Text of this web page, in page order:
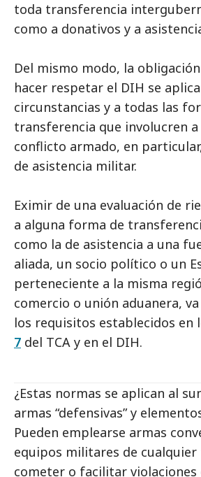
toda transferencia
como a donativos y a
Del mismo modo, la
hacer respetar el DIH se
circunstancias y a todas las
transferencia que involucren
conflicto armado, en
de asistencia militar.
Eximir de una evaluación de
a alguna forma de
como la de asistencia a una
aliada, un socio político o un
perteneciente a la misma
comercio o unión aduanera,
los requisitos establecidos en
7 del TCA y en el DIH.
¿Estas normas se aplican al
armas “defensivas” y
Pueden emplearse armas
equipos militares de
cometer o facilitar violaciones